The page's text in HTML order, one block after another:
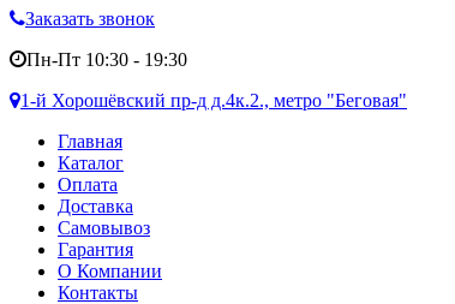
Заказать звонок
Пн-Пт 10:30 - 19:30
1-й Хорошёвский пр-д д.4к.2., метро "Беговая"
Главная
Каталог
Оплата
Доставка
Самовывоз
Гарантия
О Компании
Контакты